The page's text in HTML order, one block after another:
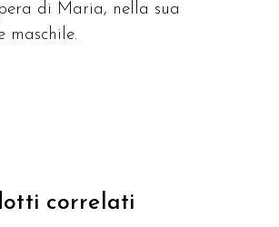
di Maria, nella sua
maschile.
correlati